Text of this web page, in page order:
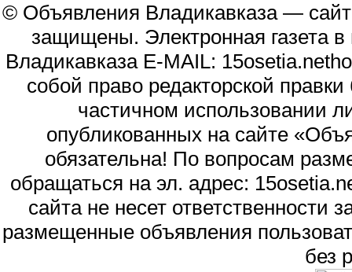
© Объявления Владикавказа —
защищены. Электронная газета
Владикавказа E-MAIL:
собой право редакторской
частичном использовании
опубликованных на сайте
обязательна! По вопросам
обращаться на эл. адрес:
сайта не несет
размещенные объявления
без